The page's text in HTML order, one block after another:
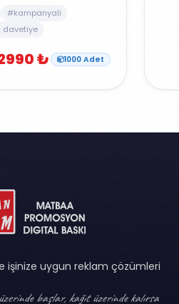
#kampanyali
davetiye
₺ 1000 Adet
işinize uygun reklam çözümleri
başlar, kağıt üzerinde kalırsa